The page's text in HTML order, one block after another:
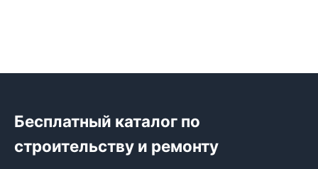
Бесплатный каталог по
строительству и ремонту